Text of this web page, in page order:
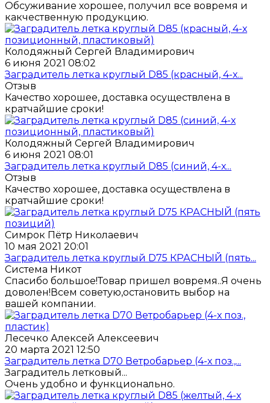
Обсуживание хорошее, получил все вовремя и
какчественную продукцию.
Колодяжный Сергей Владимирович
6 июня 2021 08:02
Заградитель летка круглый D85 (красный, 4-х...
Отзыв
Качество хорошее, доставка осуществлена в
кратчайшие сроки!
Колодяжный Сергей Владимирович
6 июня 2021 08:01
Заградитель летка круглый D85 (синий, 4-х...
Отзыв
Качество хорошее, доставка осуществлена в
кратчайшие сроки!
Симрок Пётр Николаевич
10 мая 2021 20:01
Заградитель летка круглый D75 КРАСНЫЙ (пять...
Система Никот
Спасибо большое!Товар пришел вовремя..Я очень
доволен!Всем советую,остановить выбор на
вашей компании.
Лесечко Алексей Алексеевич
20 марта 2021 12:50
Заградитель летка D70 Ветробарьер (4-х поз.,...
Заградитель летковый...
Очень удобно и функционально.